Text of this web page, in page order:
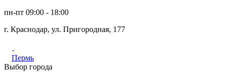
пн-пт 09:00 - 18:00
г. Краснодар, ул. Пригородная, 177
Пермь
Выбор города